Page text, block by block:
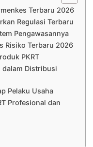
Terbaru 2026
Regulasi Terbaru
Pengawasannya
Risiko Terbaru 2026
PKRT
dalam Distribusi
Pelaku Usaha
Profesional dan